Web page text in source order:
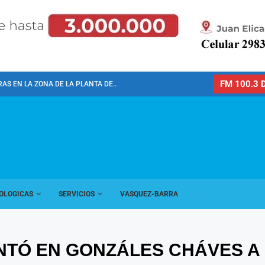
EN LA ZONA DE LA PLANTA DE... FM 100.3
SERVICIOS VASQUEZ-BARRA
EN GONZÁLES CHÁVES